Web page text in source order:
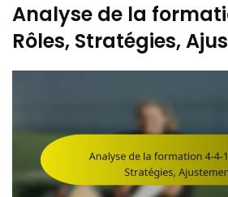
Analyse de la
Rôles, Stratégies,